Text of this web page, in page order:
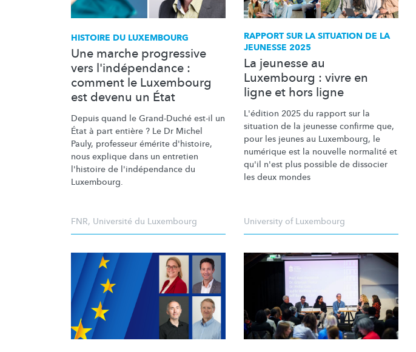
HISTOIRE DU LUXEMBOURG
Une marche progressive
vers l'indépendance :
comment le Luxembourg
est devenu un État
Depuis quand le Grand-Duché est-il un
État à part entière ? Le Dr Michel
Pauly, professeur émérite d'histoire,
nous explique dans un entretien
l'histoire de l'indépendance du
Luxembourg.
FNR, Université du Luxembourg
RAPPORT SUR LA SITUATION DE LA
JEUNESSE 2025
La jeunesse au
Luxembourg : vivre en
ligne et hors ligne
L'édition 2025 du rapport sur la
situation de la jeunesse confirme que,
pour les jeunes au Luxembourg, le
numérique est la nouvelle normalité et
qu'il n'est plus possible de dissocier
les deux mondes
University of Luxembourg